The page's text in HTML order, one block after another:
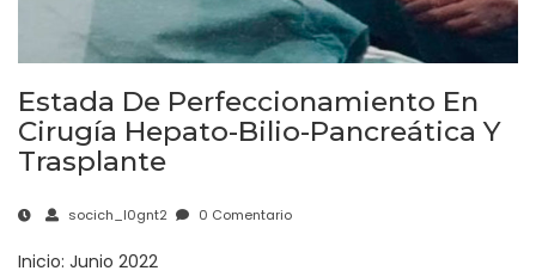
Estada De Perfeccionamiento En
Cirugía Hepato-Bilio-Pancreática Y
Trasplante
socich_l0gnt2 0 Comentario
Inicio: Junio 2022